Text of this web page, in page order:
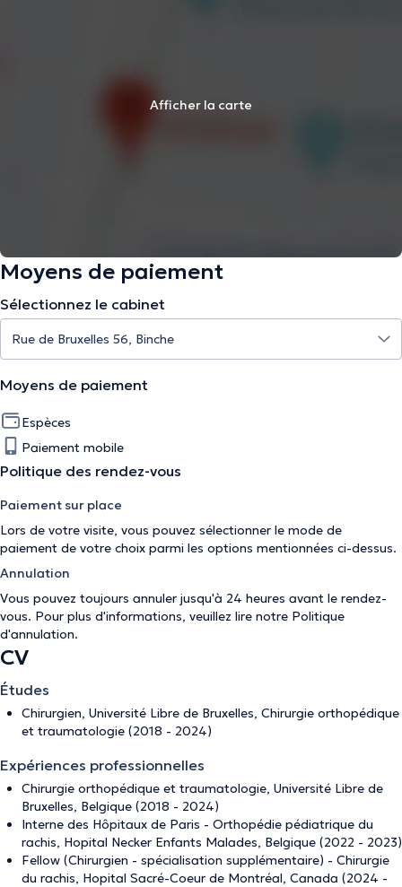
Afficher la carte
Moyens de paiement
Sélectionnez le cabinet
Moyens de paiement
Espèces
Paiement mobile
Politique des rendez-vous
Paiement sur place
Lors de votre visite, vous pouvez sélectionner le mode de
paiement de votre choix parmi les options mentionnées ci-dessus.
Annulation
Vous pouvez toujours annuler jusqu'à 24 heures avant le rendez-
vous. Pour plus d'informations, veuillez lire notre Politique
d'annulation.
CV
Études
Chirurgien, Université Libre de Bruxelles, Chirurgie orthopédique
et traumatologie (2018 - 2024)
Expériences professionnelles
Chirurgie orthopédique et traumatologie, Université Libre de
Bruxelles, Belgique (2018 - 2024)
Interne des Hôpitaux de Paris - Orthopédie pédiatrique du
rachis, Hopital Necker Enfants Malades, Belgique (2022 - 2023)
Fellow (Chirurgien - spécialisation supplémentaire) - Chirurgie
du rachis, Hopital Sacré-Coeur de Montréal, Canada (2024 -